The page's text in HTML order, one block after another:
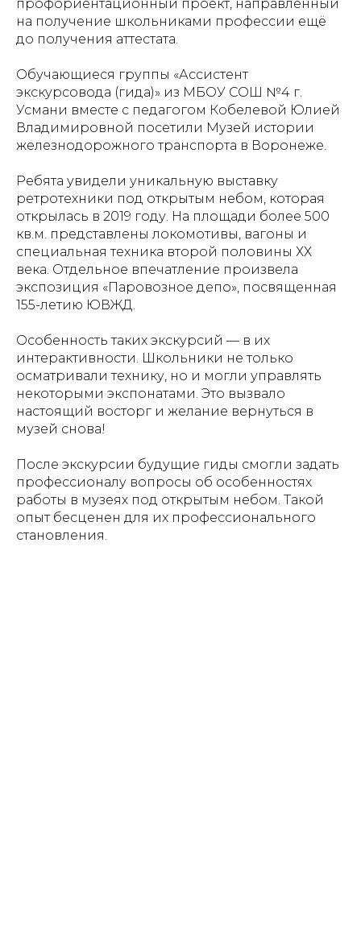
профориентационный проект, направленный
на получение школьниками профессии ещё
до получения аттестата.
Обучающиеся группы «Ассистент
экскурсовода (гида)» из МБОУ СОШ №4 г.
Усмани вместе с педагогом Кобелевой Юлией
Владимировной посетили Музей истории
железнодорожного транспорта в Воронеже.
Ребята увидели уникальную выставку
ретротехники под открытым небом, которая
открылась в 2019 году. На площади более 500
кв.м. представлены локомотивы, вагоны и
специальная техника второй половины ХХ
века. Отдельное впечатление произвела
экспозиция «Паровозное депо», посвященная
155-летию ЮВЖД.
Особенность таких экскурсий — в их
интерактивности. Школьники не только
осматривали технику, но и могли управлять
некоторыми экспонатами. Это вызвало
настоящий восторг и желание вернуться в
музей снова!
После экскурсии будущие гиды смогли задать
профессионалу вопросы об особенностях
работы в музеях под открытым небом. Такой
опыт бесценен для их профессионального
становления.